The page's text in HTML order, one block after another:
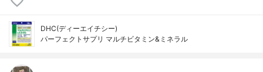
DHC(ディーエイチシー)
パーフェクトサプリ マルチビタミン&ミネラル